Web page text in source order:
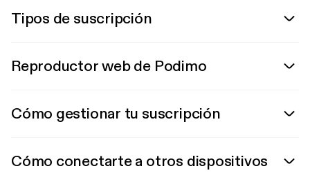
Tipos de suscripción
Reproductor web de Podimo
Cómo gestionar tu suscripción
Cómo conectarte a otros dispositivos